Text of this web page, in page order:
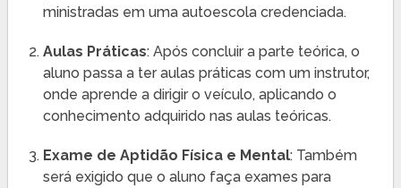
ministradas em uma autoescola credenciada.
Aulas Práticas: Após concluir a parte teórica, o
aluno passa a ter aulas práticas com um instrutor,
onde aprende a dirigir o veículo, aplicando o
conhecimento adquirido nas aulas teóricas.
Exame de Aptidão Física e Mental: Também
será exigido que o aluno faça exames para